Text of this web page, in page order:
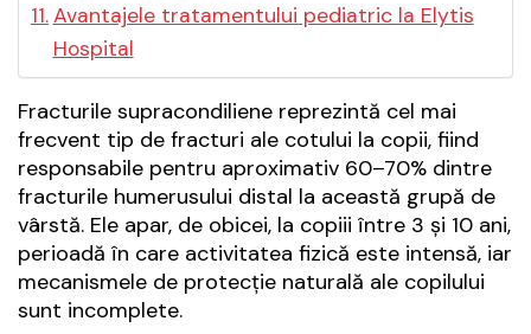
Avantajele tratamentului pediatric la Elytis
Hospital
Fracturile supracondiliene reprezintă cel mai
frecvent tip de fracturi ale cotului la copii, fiind
responsabile pentru aproximativ 60–70% dintre
fracturile humerusului distal la această grupă de
vârstă. Ele apar, de obicei, la copiii între 3 și 10 ani,
perioadă în care activitatea fizică este intensă, iar
mecanismele de protecție naturală ale copilului
sunt incomplete.